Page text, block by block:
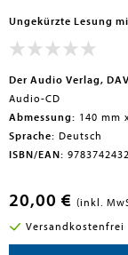
Ungekürzte Lesung
Der Audio Verlag,
Audio-CD
Abmessung: 140 mm
Sprache: Deutsch
ISBN/EAN:
20,00 € (inkl.
Versandkostenfrei